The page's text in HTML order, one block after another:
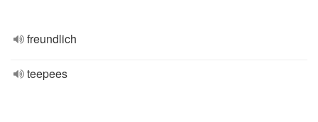
freundlich
teepees